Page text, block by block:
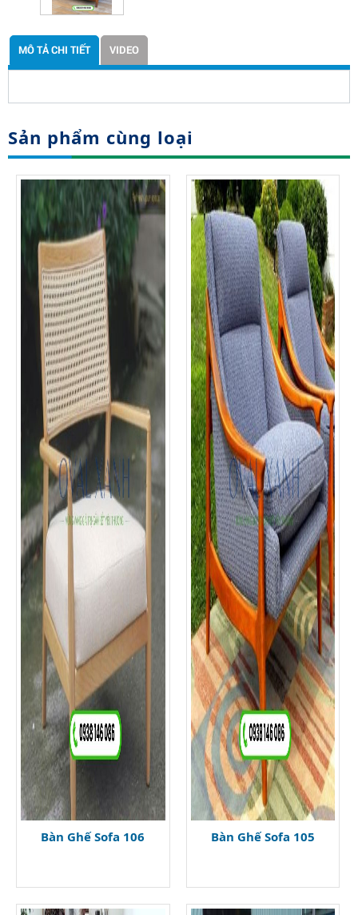
MÔ TẢ CHI TIẾT VIDEO
Sản phẩm cùng loại
Bàn Ghế Sofa 106 Bàn Ghế Sofa 105